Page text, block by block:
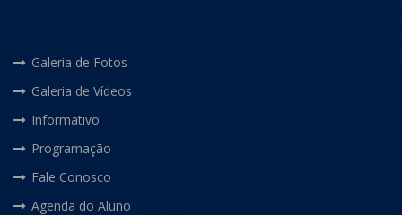
Galeria de Fotos
Galeria de Vídeos
Informativo
Programação
Fale Conosco
Agenda do Aluno